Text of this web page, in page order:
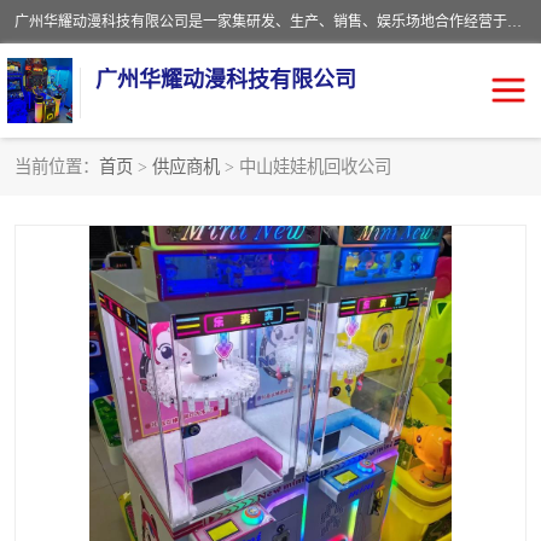
广州华耀动漫科技有限公司是一家集研发、生产、销售、娱乐场地合作经营于一体的动漫游戏公司。本公司拥有一支年轻化集研发生产到售后服务的队伍，及时地为客户提供、赚钱的产品。本公司以雄厚的实力、合理的价格、优良的服务与多家企业建立了长期的合作关系。热诚欢迎各界前来参观、考察、洽谈业务。目前公司经营的产品有：各种捕渔游戏机系列，大型模拟机系列、轮盘机系列、连线机系列、框体机系列、玛莉机系列等。
广州华耀动漫科技有限公司
当前位置： 首页 > 供应商机 > 中山娃娃机回收公司
赛车回收 电玩城回收
模拟机回收 儿童机回收
游戏厅回收 *机回收